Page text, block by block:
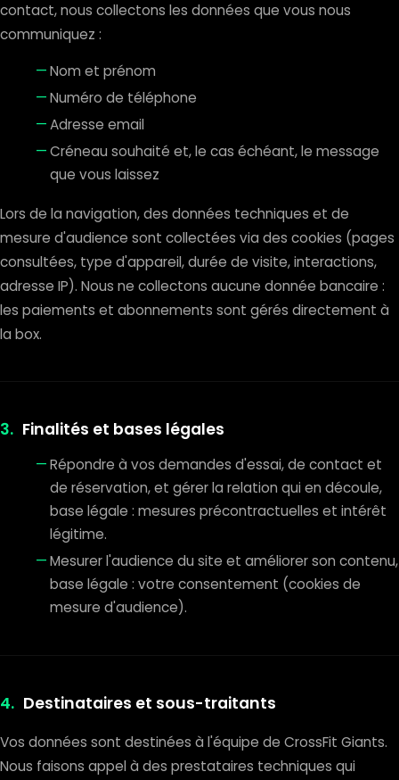
contact, nous collectons les données que vous nous
communiquez :
Nom et prénom
Numéro de téléphone
Adresse email
Créneau souhaité et, le cas échéant, le message
que vous laissez
Lors de la navigation, des données techniques et de
mesure d'audience sont collectées via des cookies (pages
consultées, type d'appareil, durée de visite, interactions,
adresse IP). Nous ne collectons aucune donnée bancaire :
les paiements et abonnements sont gérés directement à
la box.
3. Finalités et bases légales
Répondre à vos demandes d'essai, de contact et
de réservation, et gérer la relation qui en découle,
base légale : mesures précontractuelles et intérêt
légitime.
Mesurer l'audience du site et améliorer son contenu,
base légale : votre consentement (cookies de
mesure d'audience).
4. Destinataires et sous-traitants
Vos données sont destinées à l'équipe de CrossFit Giants.
Nous faisons appel à des prestataires techniques qui